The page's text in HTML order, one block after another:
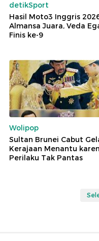
detikSport
Hasil Moto3 Inggris
Almansa Juara, Veda
Finis ke-9
Wolipop
Sultan Brunei Cabut
Kerajaan Menantu
Perilaku Tak Pantas